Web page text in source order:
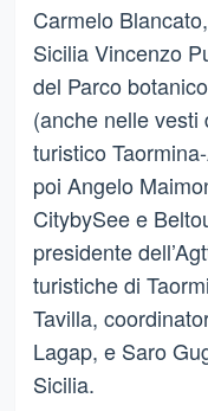
Carmelo
Sicilia Vincenzo
del Parco
(anche nelle
turistico
poi Angelo
CitybySee e
presidente
turistiche di
Tavilla,
Lagap, e Saro
Sicilia.